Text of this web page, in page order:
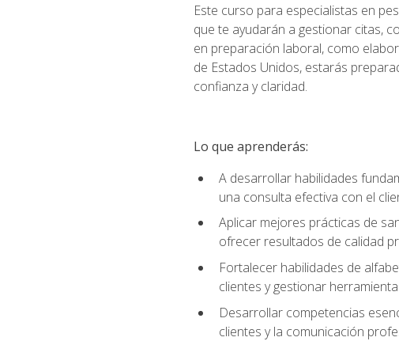
Este curso para especialistas en
que te ayudarán a gestionar citas,
en preparación laboral, como
de Estados Unidos, estarás
confianza y claridad.
Lo que aprenderás:
A desarrollar habilidades
una consulta efectiva con el
Aplicar mejores prácticas de
ofrecer resultados de calidad
Fortalecer habilidades de
clientes y gestionar
Desarrollar competencias
clientes y la comunicación